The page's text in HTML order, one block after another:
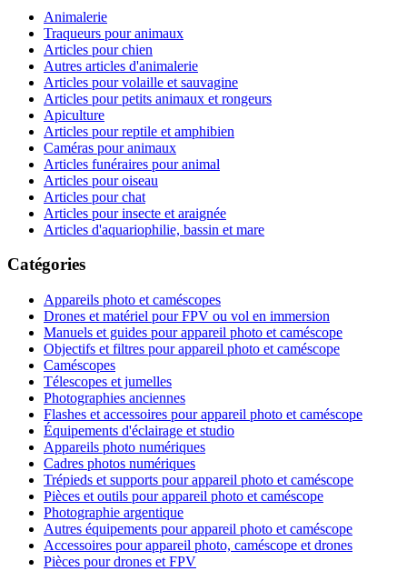
Animalerie
Traqueurs pour animaux
Articles pour chien
Autres articles d'animalerie
Articles pour volaille et sauvagine
Articles pour petits animaux et rongeurs
Apiculture
Articles pour reptile et amphibien
Caméras pour animaux
Articles funéraires pour animal
Articles pour oiseau
Articles pour chat
Articles pour insecte et araignée
Articles d'aquariophilie, bassin et mare
Catégories
Appareils photo et caméscopes
Drones et matériel pour FPV ou vol en immersion
Manuels et guides pour appareil photo et caméscope
Objectifs et filtres pour appareil photo et caméscope
Caméscopes
Télescopes et jumelles
Photographies anciennes
Flashes et accessoires pour appareil photo et caméscope
Équipements d'éclairage et studio
Appareils photo numériques
Cadres photos numériques
Trépieds et supports pour appareil photo et caméscope
Pièces et outils pour appareil photo et caméscope
Photographie argentique
Autres équipements pour appareil photo et caméscope
Accessoires pour appareil photo, caméscope et drones
Pièces pour drones et FPV